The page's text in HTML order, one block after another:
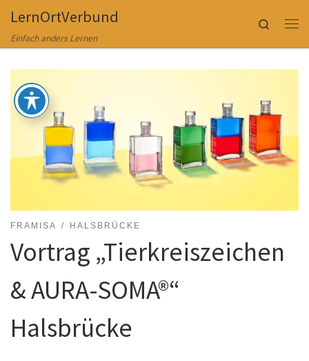
Zum Inhalt springen
LernOrtVerbund
Einfach anders Lernen
Search
FRAMISA HALSBRÜCKE
Vortrag „Tierkreiszeichen
& AURA-SOMA®“
Halsbrücke